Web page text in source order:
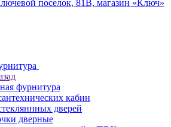
поселок, 81В, магазин «Ключ»
фурнитура
кабин
дверей
дверные